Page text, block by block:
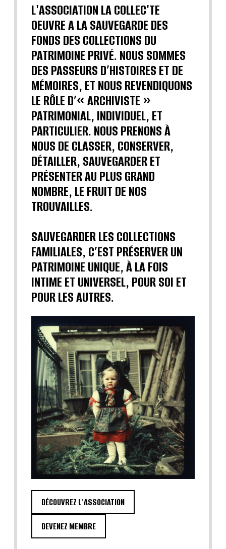
L'ASSOCIATION LA COLLEC'TE
OEUVRE A LA SAUVEGARDE DES
FONDS DES COLLECTIONS DU
PATRIMOINE PRIVÉ. NOUS SOMMES
DES PASSEURS D’HISTOIRES ET DE
MÉMOIRES, ET NOUS REVENDIQUONS
LE RÔLE D’« ARCHIVISTE »
PATRIMONIAL, INDIVIDUEL, ET
PARTICULIER. NOUS PRENONS À
NOUS DE CLASSER, CONSERVER,
DÉTAILLER, SAUVEGARDER ET
PRÉSENTER AU PLUS GRAND
NOMBRE, LE FRUIT DE NOS
TROUVAILLES.
SAUVEGARDER LES COLLECTIONS
FAMILIALES, C’EST PRÉSERVER UN
PATRIMOINE UNIQUE, À LA FOIS
INTIME ET UNIVERSEL, POUR SOI ET
POUR LES AUTRES.
DÉCOUVREZ L'ASSOCIATION
DEVENEZ MEMBRE